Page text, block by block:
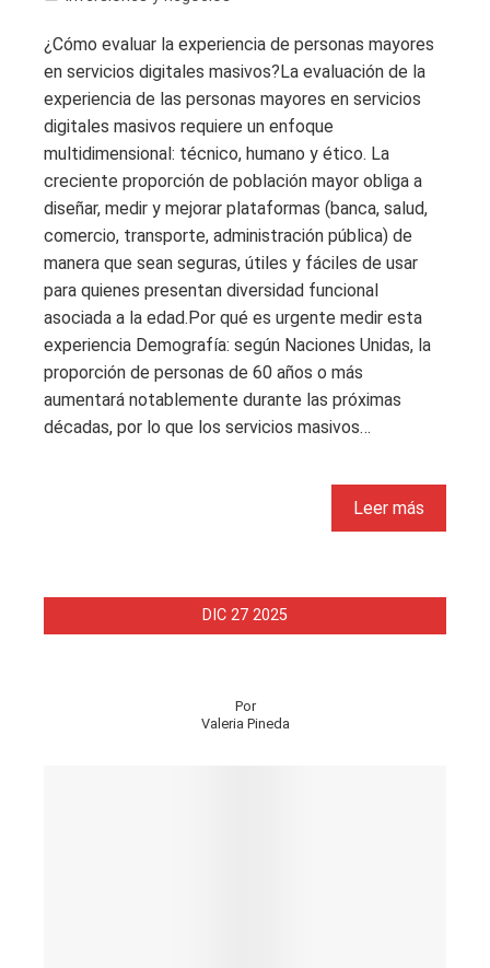
¿Cómo evaluar la experiencia de personas mayores
en servicios digitales masivos?La evaluación de la
experiencia de las personas mayores en servicios
digitales masivos requiere un enfoque
multidimensional: técnico, humano y ético. La
creciente proporción de población mayor obliga a
diseñar, medir y mejorar plataformas (banca, salud,
comercio, transporte, administración pública) de
manera que sean seguras, útiles y fáciles de usar
para quienes presentan diversidad funcional
asociada a la edad.Por qué es urgente medir esta
experiencia Demografía: según Naciones Unidas, la
proporción de personas de 60 años o más
aumentará notablemente durante las próximas
décadas, por lo que los servicios masivos…
Leer más
DIC 27 2025
Por
Valeria Pineda